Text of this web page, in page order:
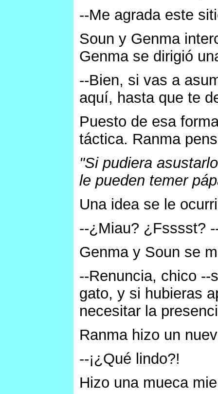
--Me agrada este
Soun y Genma
Genma se dirigió
--Bien, si vas a
aquí, hasta que te
Puesto de esa
táctica. Ranma
"Si pudiera
le pueden temer
Una idea se le
--¿Miau? ¿Fsssst?
Genma y Soun se
--Renuncia, chico --
gato, y si hubieras
necesitar la
Ranma hizo un
--¡¿Qué lindo?!
Hizo una mueca